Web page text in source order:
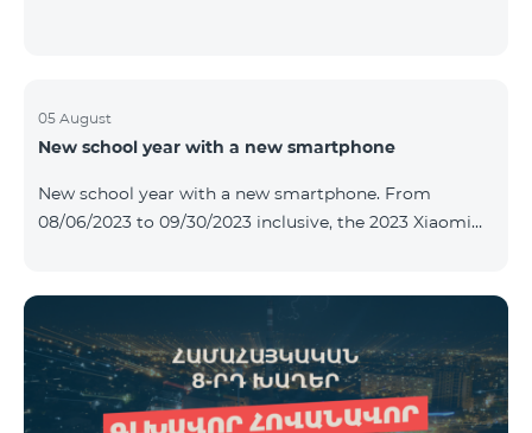
05 August
New school year with a new smartphone
New school year with a new smartphone. From
08/06/2023 to 09/30/2023 inclusive, the 2023 Xiaomi
- the 1st month is free. A smartphone can also be
purchased on credit, starting from 1250 AMD per
month. Bank charges are added to the monthly fee.
Tariff terms are below. Prepaid package Teamtok.
Monthly fee: 2500 AMD 250minutes to RA, Artsakh,